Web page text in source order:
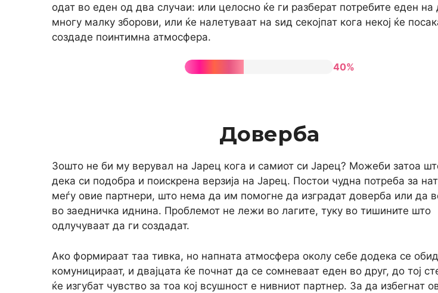
одат во еден од два случаи: или целосно ќе ги разберат потребите еден на
многу малку зборови, или ќе налетуваат на ѕид секојпат кога некој ќе
создаде поинтимна атмосфера.
40%
Доверба
Зошто не би му верувал на Јарец кога и самиот си Јарец? Можеби затоа
дека си подобра и поискрена верзија на Јарец. Постои чудна потреба за
меѓу овие партнери, што нема да им помогне да изградат доверба или да
во заедничка иднина. Проблемот не лежи во лагите, туку во тишините што
одлучуваат да ги создадат.
Ако формираат таа тивка, но напната атмосфера околу себе додека се
комуницираат, и двајцата ќе почнат да се сомневаат еден во друг, до тој
ќе изгубат чувство за тоа кој всушност е нивниот партнер. За да избегнат